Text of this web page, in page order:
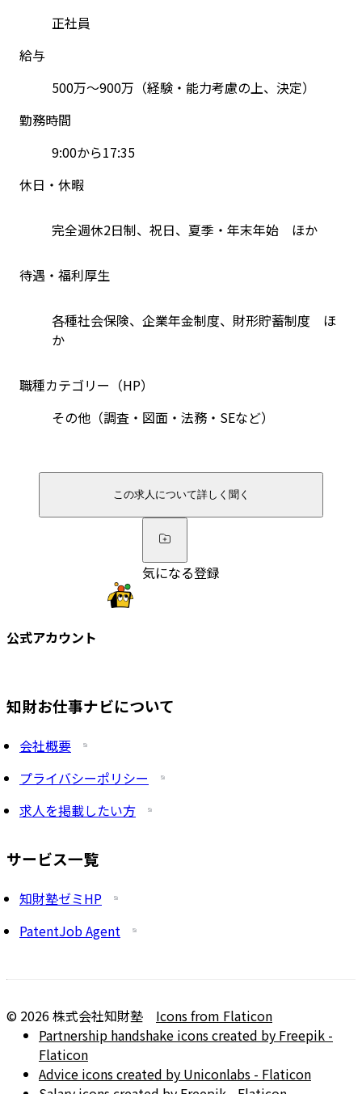
正社員
給与
500万～900万（経験・能力考慮の上、決定）
勤務時間
9:00から17:35
休日・休暇
完全週休2日制、祝日、夏季・年末年始　ほか
待遇・福利厚生
各種社会保険、企業年金制度、財形貯蓄制度　ほ
か
職種カテゴリー（HP）
その他（調査・図面・法務・SEなど）
この求人について詳しく聞く
気になる登録
公式アカウント
知財お仕事ナビについて
会社概要
プライバシーポリシー
求人を掲載したい方
サービス一覧
知財塾ゼミHP
PatentJob Agent
© 2026株式会社知財塾
Icons from Flaticon
Partnership handshake icons created by Freepik -
Flaticon
Advice icons created by Uniconlabs - Flaticon